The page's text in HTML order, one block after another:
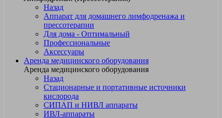
Назад
Аппарат для домашнего лимфодренажа и
прессотерапии
Для дома - Оптимальный
Профессиональные
Аксессуары
Аренда медицинского оборудования
Аренда медицинского оборудования
Назад
Стационарные и портативные источники
кислорода
СИПАП и НИВЛ аппараты
ИВЛ-аппараты